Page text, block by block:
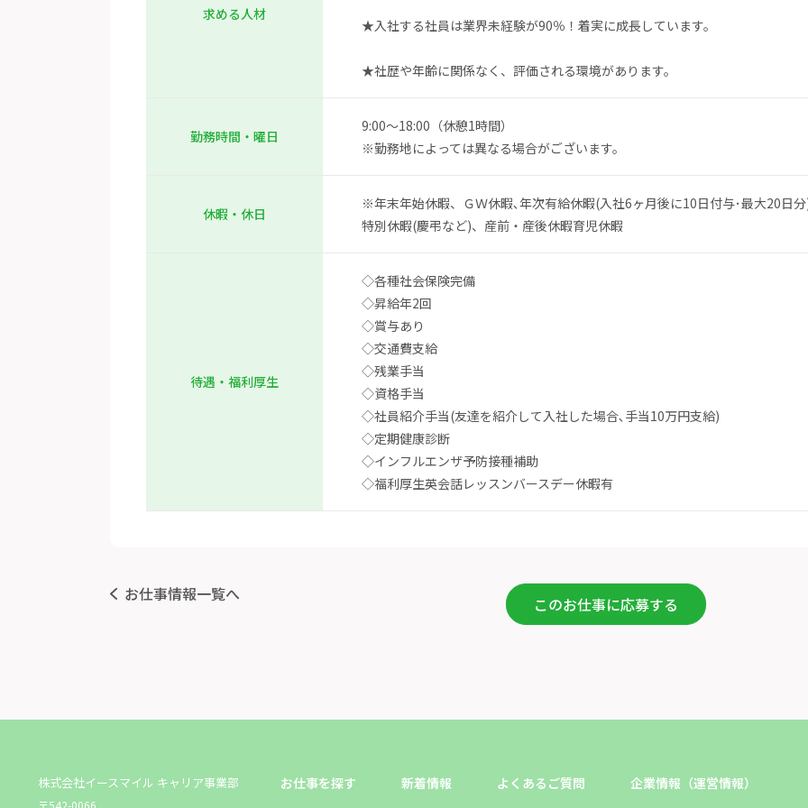
求める人材
★入社する社員は業界未経験が90％！着実に成長しています。
★社歴や年齢に関係なく、評価される環境があります。
勤務時間・曜日
9:00〜18:00（休憩1時間）
※勤務地によっては異なる場合がございます。
休暇・休日
※年末年始休暇、ＧＷ休暇､年次有給休暇(入社6ヶ月後に10日付与･最大20日
特別休暇(慶弔など)、産前・産後休暇育児休暇
待遇・福利厚生
◇各種社会保険完備
◇昇給年2回
◇賞与あり
◇交通費支給
◇残業手当
◇資格手当
◇社員紹介手当(友達を紹介して入社した場合､手当10万円支給)
◇定期健康診断
◇インフルエンザ予防接種補助
◇福利厚生英会話レッスンバースデー休暇有
お仕事情報一覧へ このお仕事に応募する
株式会社イースマイル キャリア事業部
〒542-0066
お仕事を探す 新着情報 よくあるご質問
企業情報（運営情報）